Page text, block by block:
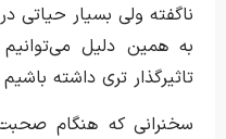
ناگفته ولی بسیار حیاتی
به همین دلیل می‌توانیم
تاثیرگذار تری داشته
سخنرانی که هنگام